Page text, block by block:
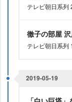
テレビ朝日系列
徹子の部屋
テレビ朝日系列
2019-05-19